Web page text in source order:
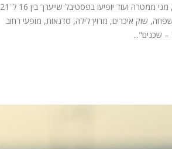
אתניקס, טונה, ישי ריבו, אושר כהן, יובל המבולבל, מני ממטרה ועוד יופיעו בפסטיבל שייערך בין 16 ל־21
שוק איכרים, מרוץ לילה, סדנאות, מופעי רחוב
– שכנים"...